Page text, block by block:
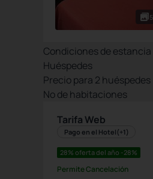
5
Condiciones de estancia
Huéspedes
Precio para 2 huéspedes
Nº de habitaciones
Tarifa Web
Pago en el Hotel (+1)
28% oferta del año -28%
Permite Cancelación